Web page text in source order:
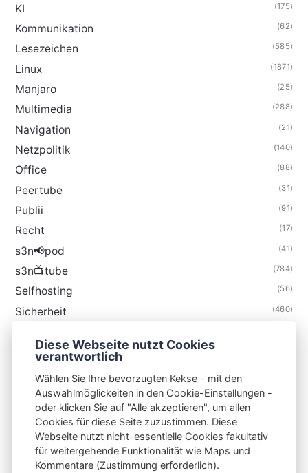
KI (175)
Kommunikation (62)
Lesezeichen (585)
Linux (1871)
Manjaro (25)
Multimedia (288)
Navigation (21)
Netzpolitik (140)
Office (88)
Peertube (31)
Publii (91)
Recht (17)
s3n📢pod (41)
s3n📺tube (784)
Selfhosting (56)
Sicherheit (460)
Thunderbird
S3N🧩NET
Integrating Open-Source Blog Network (iOSBN)
Diese Webseite nutzt Cookies
verantwortlich
Wählen Sie Ihre bevorzugten Kekse - mit den
Auswahlmöglickeiten in den Cookie-Einstellungen -
oder klicken Sie auf "Alle akzeptieren", um allen
Cookies für diese Seite zuzustimmen. Diese
Webseite nutzt nicht-essentielle Cookies fakultativ
für weitergehende Funktionalität wie Maps und
Kommentare (Zustimmung erforderlich).